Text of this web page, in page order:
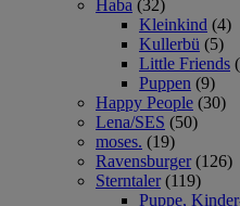
Haba (32)
Kleinkind (4)
Kullerbü (5)
Little Friends
Puppen (9)
Happy People (30)
Lena/SES (50)
moses. (19)
Ravensburger (126)
Sterntaler (119)
Puppe,